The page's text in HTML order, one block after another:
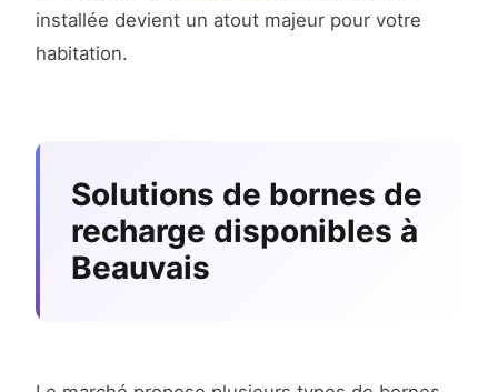
installée devient un atout majeur pour votre
habitation.
Solutions de bornes de
recharge disponibles à
Beauvais